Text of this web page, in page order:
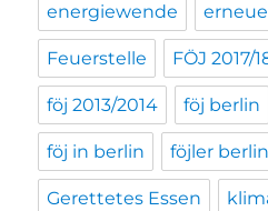
energiewende
Feuerstelle FÖJ 2017/
föj 2013/2014 föj berlin
föj in berlin föjler berlin
Gerettetes Essen